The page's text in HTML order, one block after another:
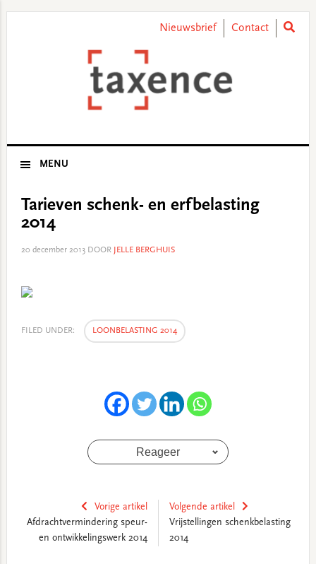
Nieuwsbrief Contact
MENU
Tarieven schenk- en erfbelasting
2014
20 december 2013DOOR JELLE BERGHUIS
FILED UNDER: LOONBELASTING 2014
Reageer
Vorige artikel
Afdrachtvermindering speur-
en ontwikkelingswerk 2014
Volgende artikel
Vrijstellingen schenkbelasting
2014